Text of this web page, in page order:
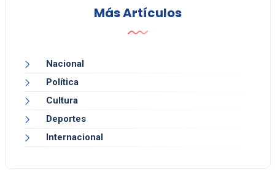
Más Artículos
Nacional
Política
Cultura
Deportes
Internacional